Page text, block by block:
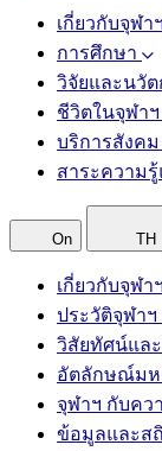
เกี่ยวกับจุฬาฯ
การศึกษา
วิจัยและนวัต
ชีวิตในจุฬาฯ
บริการสังคม
สาระความ
On TH
เกี่ยวกับจุฬาฯ
ประวัติจุฬาฯ
วิสัยทัศน์แล
อัตลักษณ์มห
จุฬาฯ กับคว
ข้อมูลและส